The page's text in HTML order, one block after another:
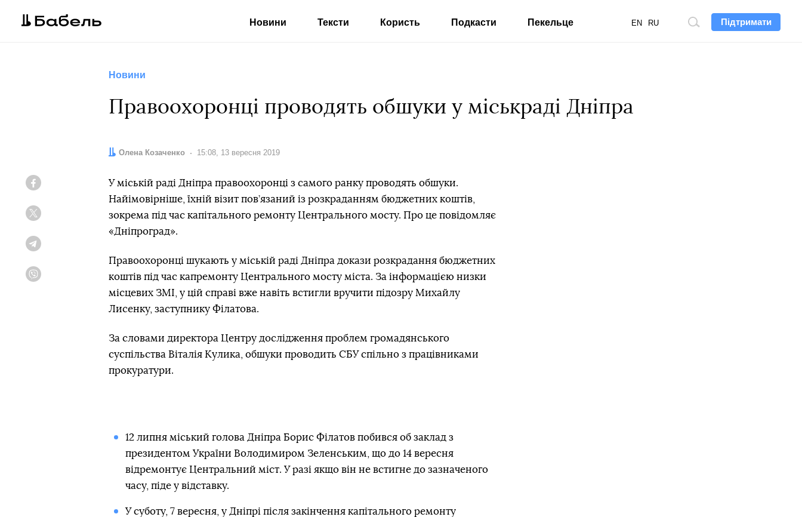
Підтримати
Пошук
EN RU
Новини Тексти Користь Подкасти Пекельце
Новини
Правоохоронці проводять обшуки у міськраді Дніпра
Автор:
Олена Козаченко Дата:
15:08, 13 вересня 2019
У міській раді Дніпра правоохоронці з самого ранку проводять обшуки.
Найімовірніше, їхній візит пов’язаний із розкраданням бюджетних коштів,
зокрема під час капітального ремонту Центрального мосту. Про це повідомляє
«Дніпроград».
Правоохоронці шукають у міській раді Дніпра докази розкрадання бюджетних
коштів під час капремонту Центрального мосту міста. За інформацією низки
місцевих ЗМІ, у цій справі вже навіть встигли вручити підозру Михайлу
Лисенку, заступнику Філатова.
За словами директора Центру дослідження проблем громадянського
суспільства Віталія Кулика, обшуки проводить СБУ спільно з працівниками
прокуратури.
12 липня міський голова Дніпра Борис Філатов побився об заклад з
президентом України Володимиром Зеленським, що до 14 вересня
відремонтує Центральний міст. У разі якщо він не встигне до зазначеного
часу, піде у відставку.
У суботу, 7 вересня, у Дніпрі після закінчення капітального ремонту